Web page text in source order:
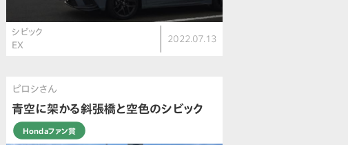
シビック
EX
2022.07.13
ピロシさん
青空に架かる斜張橋と空色のシビック
Hondaファン賞